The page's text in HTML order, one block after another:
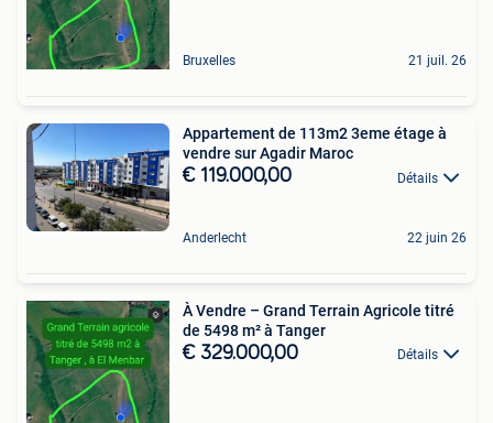
Bruxelles 21 juil. 26
Appartement de 113m2 3eme étage à
vendre sur Agadir Maroc
€ 119.000,00 Détails
Anderlecht 22 juin 26
À Vendre – Grand Terrain Agricole titré
de 5498 m² à Tanger
€ 329.000,00 Détails